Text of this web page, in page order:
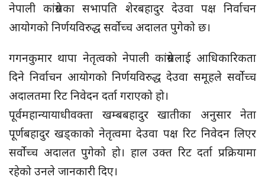
नेपाली कांग्रेसका सभापति शेरबहादुर देउवा पक्ष निर्वाचन
आयोगको निर्णयविरुद्ध सर्वोच्च अदालत पुगेको छ।
गगनकुमार थापा नेतृत्वको नेपाली कांग्रेसलाई आधिकारिकता
दिने निर्वाचन आयोगको निर्णयविरुद्ध देउवा समूहले सर्वोच्च
अदालतमा रिट निवेदन दर्ता गराएको हो।
पूर्वमहान्यायाधीवक्ता खम्बबहादुर खातीका अनुसार नेता
पूर्णबहादुर खड्काको नेतृत्वमा देउवा पक्ष रिट निवेदन लिएर
सर्वोच्च अदालत पुगेको हो। हाल उक्त रिट दर्ता प्रक्रियामा
रहेको उनले जानकारी दिए।